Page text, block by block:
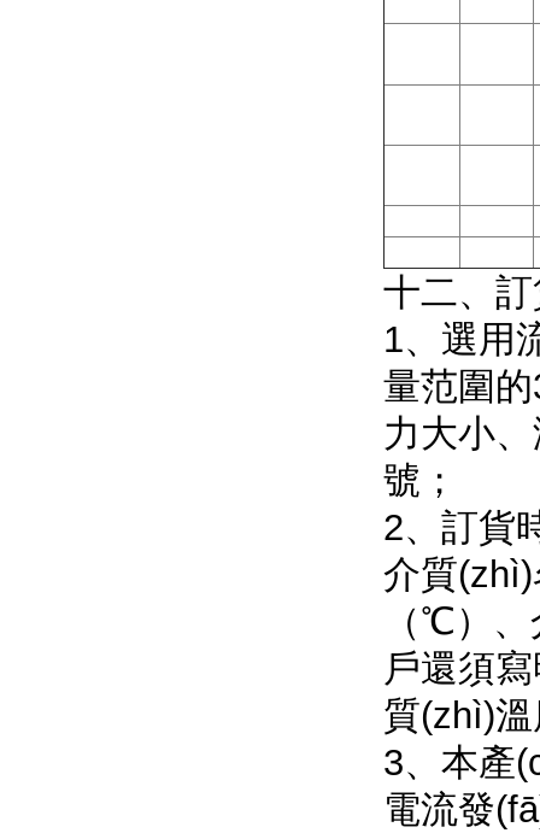
十二、
1、選
量范圍的
力大小
號；
2、
介質(zhì)
（℃）
戶還須寫
質(zhì)溫
3、本產
電流發(fā)